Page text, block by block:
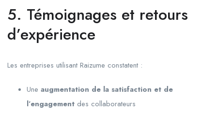
5. Témoignages et retours
d’expérience
Les entreprises utilisant Raizume constatent :
Une augmentation de la satisfaction et de
l’engagement des collaborateurs